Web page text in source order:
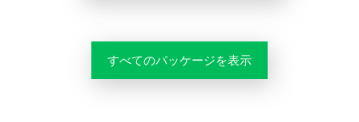
すべてのパッケージを表示